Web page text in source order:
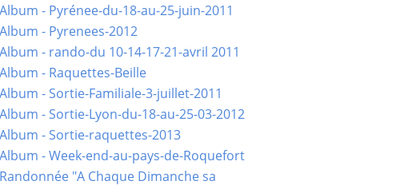
Album - Pyrénee-du-18-au-25-juin-2011
Album - Pyrenees-2012
Album - rando-du 10-14-17-21-avril 2011
Album - Raquettes-Beille
Album - Sortie-Familiale-3-juillet-2011
Album - Sortie-Lyon-du-18-au-25-03-2012
Album - Sortie-raquettes-2013
Album - Week-end-au-pays-de-Roquefort
Randonnée "A Chaque Dimanche sa